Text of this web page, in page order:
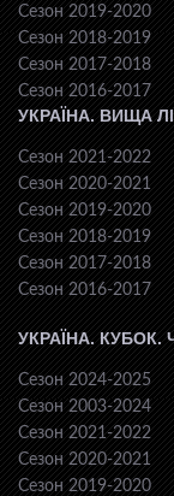
Сезон 2019-2020
Сезон 2018-2019
Сезон 2017-2018
Сезон 2016-2017
УКРАЇНА. ВИЩА
Сезон 2021-2022
Сезон 2020-2021
Сезон 2019-2020
Сезон 2018-2019
Сезон 2017-2018
Сезон 2016-2017
УКРАЇНА. КУБОК.
Сезон 2024-2025
Сезон 2003-2024
Сезон 2021-2022
Сезон 2020-2021
Сезон 2019-2020